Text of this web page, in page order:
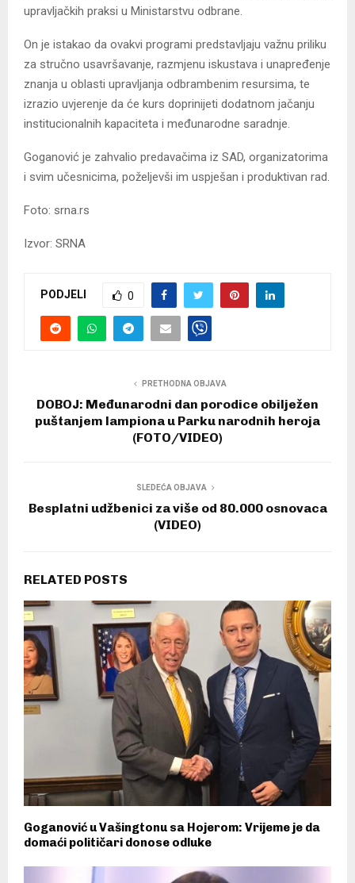
upravljačkih praksi u Ministarstvu odbrane.
On je istakao da ovakvi programi predstavljaju važnu priliku
za stručno usavršavanje, razmjenu iskustava i unapređenje
znanja u oblasti upravljanja odbrambenim resursima, te
izrazio uvjerenje da će kurs doprinijeti dodatnom jačanju
institucionalnih kapaciteta i međunarodne saradnje.
Goganović je zahvalio predavačima iz SAD, organizatorima
i svim učesnicima, poželjevši im uspješan i produktivan rad.
Foto: srna.rs
Izvor: SRNA
PODJELI 0
PRETHODNA OBJAVA
DOBOJ: Međunarodni dan porodice obilježen
puštanjem lampiona u Parku narodnih heroja
(FOTO/VIDEO)
SLEDEĆA OBJAVA
Besplatni udžbenici za više od 80.000 osnovaca
(VIDEO)
RELATED POSTS
Goganović u Vašingtonu sa Hojerom: Vrijeme je da
domaći političari donose odluke